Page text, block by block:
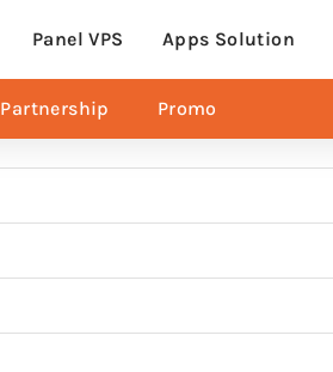
Panel VPS Apps Solution
Partnership Promo